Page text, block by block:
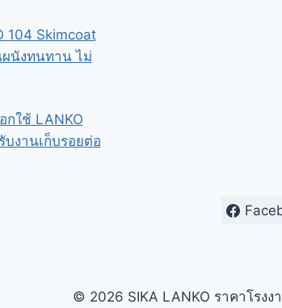
104 Skimcoat
ผนังทนทาน ไม่
กใช้ LANKO
งานเก็บรอยต่อ
© 2026 SIKA LANKO ราคาโรง